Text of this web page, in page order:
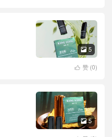
 5
 赞 (0)
 5